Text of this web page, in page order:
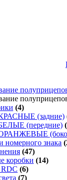
(4)
(задние)
(передние)
ОРАНЖЕВЫЕ
номерного знака
(47)
коробки (14)
RDC (6)
(7)